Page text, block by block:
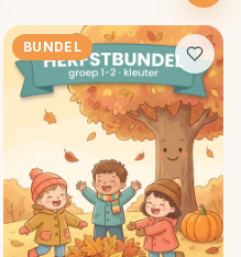
BUNDEL